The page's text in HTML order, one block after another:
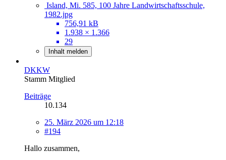
Island, Mi. 585, 100 Jahre Landwirtschaftsschule,
1982.jpg
756,91 kB
1.938 × 1.366
29
Inhalt melden
DKKW
Stamm Mitglied
Beiträge
10.134
25. März 2026 um 12:18
#194
Hallo zusammen,